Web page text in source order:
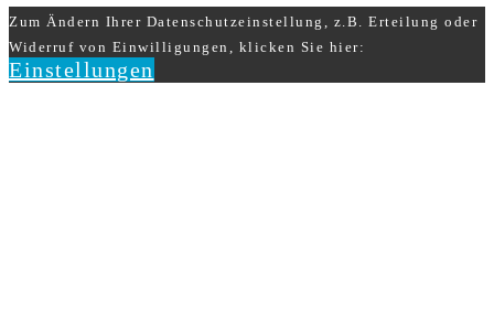
Zum Ändern Ihrer Datenschutzeinstellung, z.B. Erteilung oder
Widerruf von Einwilligungen, klicken Sie hier:
Einstellungen